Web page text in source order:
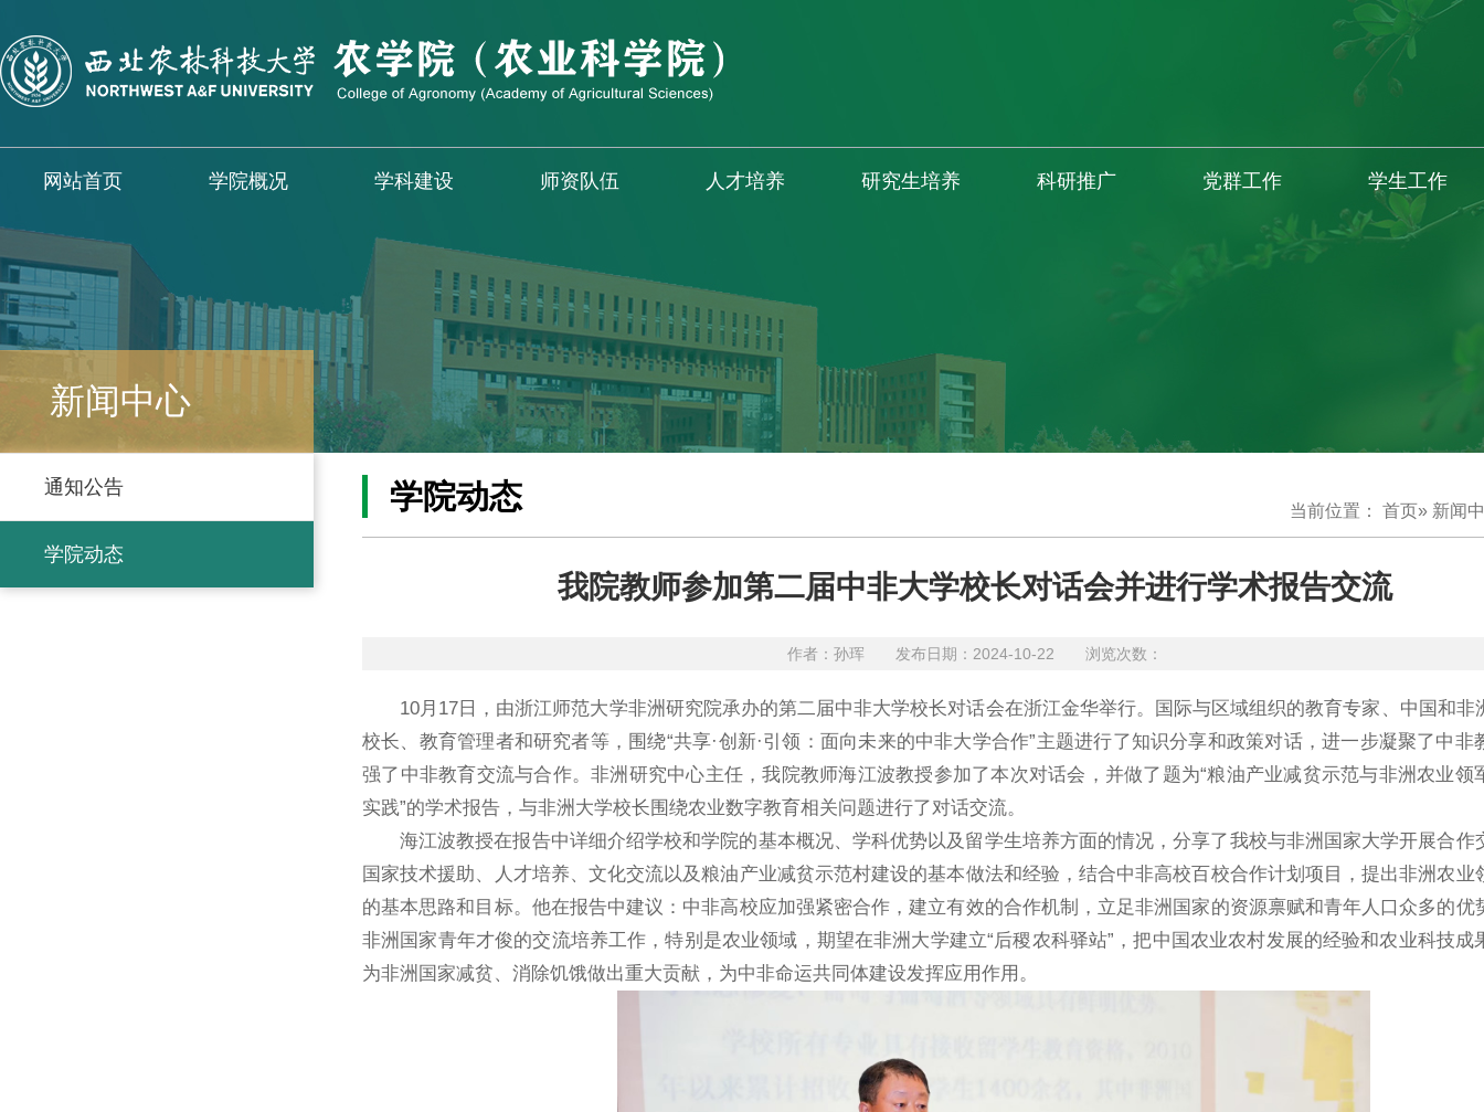
网站首页 学院概况 学科建设 师资队伍 人才培养 研究生培养 科研推广 党群工作 学生工作
新闻中心
通知公告
学院动态
当前位置： 首页» 新闻
学院动态
我院教师参加第二届中非大学校长对话会并进行学术报告交流
作者：孙珲 发布日期：2024-10-22 浏览次数：
10月17日，由浙江师范大学非洲研究院承办的第二届中非大学校长对话会在浙江金华举行。国际与区域组织的教育专家、中国和非
校长、教育管理者和研究者等，围绕“共享·创新·引领：面向未来的中非大学合作”主题进行了知识分享和政策对话，进一步凝聚了中非
强了中非教育交流与合作。非洲研究中心主任，我院教师海江波教授参加了本次对话会，并做了题为“粮油产业减贫示范与非洲农业领
实践”的学术报告，与非洲大学校长围绕农业数字教育相关问题进行了对话交流。
海江波教授在报告中详细介绍学校和学院的基本概况、学科优势以及留学生培养方面的情况，分享了我校与非洲国家大学开展合作
国家技术援助、人才培养、文化交流以及粮油产业减贫示范村建设的基本做法和经验，结合中非高校百校合作计划项目，提出非洲农业
的基本思路和目标。他在报告中建议：中非高校应加强紧密合作，建立有效的合作机制，立足非洲国家的资源禀赋和青年人口众多的优
非洲国家青年才俊的交流培养工作，特别是农业领域，期望在非洲大学建立“后稷农科驿站”，把中国农业农村发展的经验和农业科技成
为非洲国家减贫、消除饥饿做出重大贡献，为中非命运共同体建设发挥应用作用。